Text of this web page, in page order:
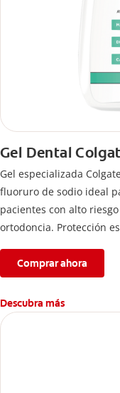
Gel Dental
Gel especializada
fluoruro de sodio ideal
pacientes con alto
ortodoncia. Protección
Comprar ahora
Descubra más